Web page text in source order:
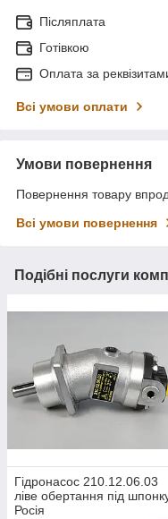
Післяплата
Готівкою
Оплата за
Всі умови оплати
Умови повернення
Повернення товару
Всі умови повернення
Подібні послуги
Гідронасос 210.12.06.03
ліве обертання під
Росія